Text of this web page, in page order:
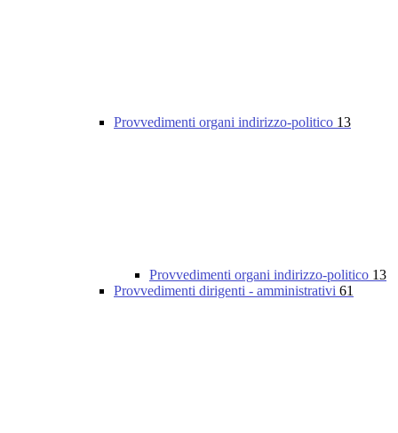
Provvedimenti organi indirizzo-politico 13
Provvedimenti organi indirizzo-politico 13
Provvedimenti dirigenti - amministrativi 61